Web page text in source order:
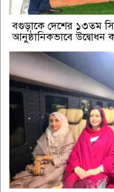
বগুড়াকে দেশের ১৩তম
আনুষ্ঠানিকভাবে উদ্বোধন